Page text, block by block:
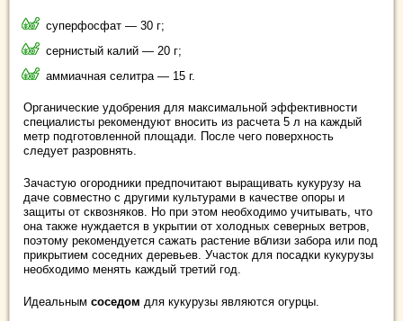
суперфосфат — 30 г;
сернистый калий — 20 г;
аммиачная селитра — 15 г.
Органические удобрения для максимальной эффективности
специалисты рекомендуют вносить из расчета 5 л на каждый
метр подготовленной площади. После чего поверхность
следует разровнять.
Зачастую огородники предпочитают выращивать кукурузу на
даче совместно с другими культурами в качестве опоры и
защиты от сквозняков. Но при этом необходимо учитывать, что
она также нуждается в укрытии от холодных северных ветров,
поэтому рекомендуется сажать растение вблизи забора или под
прикрытием соседних деревьев. Участок для посадки кукурузы
необходимо менять каждый третий год.
Идеальным соседом для кукурузы являются огурцы.